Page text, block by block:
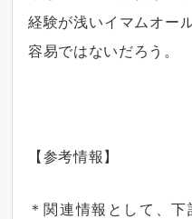
経験が浅いイマムオー
容易ではないだろう。
【参考情報】
＊関連情報として、